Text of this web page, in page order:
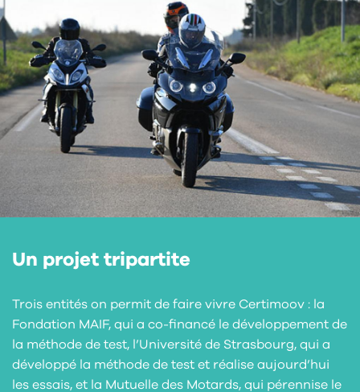
Un projet tripartite
Trois entités on permit de faire vivre Certimoov : la
Fondation MAIF, qui a co-financé le développement de
la méthode de test, l’Université de Strasbourg, qui a
développé la méthode de test et réalise aujourd’hui
les essais, et la Mutuelle des Motards, qui pérennise le